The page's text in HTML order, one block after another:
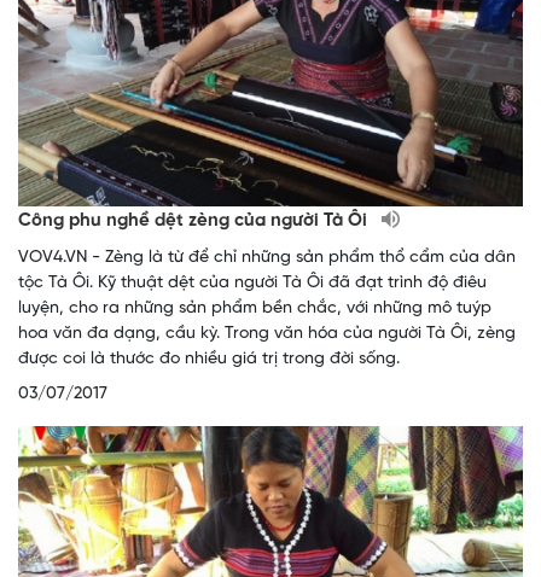
Công phu nghề dệt zèng của người Tà Ôi
VOV4.VN - Zèng là từ để chỉ những sản phẩm thổ cẩm của dân
tộc Tà Ôi. Kỹ thuật dệt của người Tà Ôi đã đạt trình độ điêu
luyện, cho ra những sản phẩm bền chắc, với những mô tuýp
hoa văn đa dạng, cầu kỳ. Trong văn hóa của người Tà Ôi, zèng
được coi là thước đo nhiều giá trị trong đời sống.
03/07/2017